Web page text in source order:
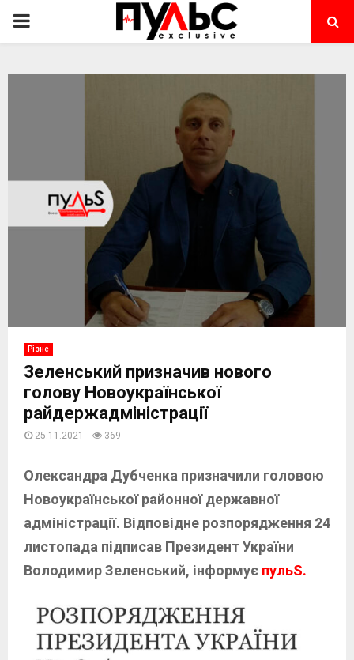
PRIMARY
Різне
Зеленський призначив нового
голову Новоукраїнської
райдержадміністрації
25.11.2021 369
Олександра Дубченка призначили головою
Новоукраїнської районної державної
адміністрації. Відповідне розпорядження 24
листопада підписав Президент України
Володимир Зеленський, інформує пульS.